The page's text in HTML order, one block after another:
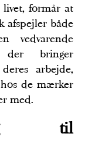
livet, formår at
afspejler både
vedvarende
der bringer
arbejde,
de mærker
med.
til